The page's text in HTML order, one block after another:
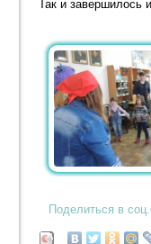
Так и завершилось
Поделиться в